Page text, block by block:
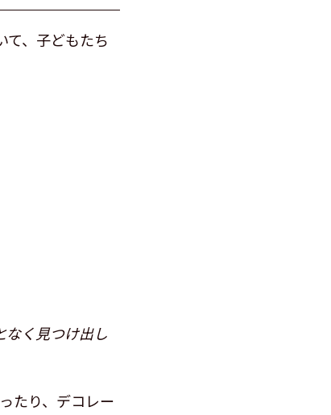
て、子どもたち
なく見つけ出し
たり、デコレー